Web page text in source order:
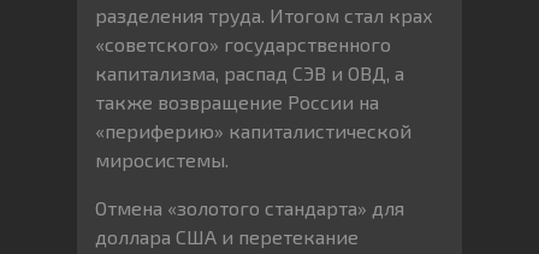
разделения труда. Итогом стал крах
«советского» государственного
капитализма, распад СЭВ и ОВД, а
также возвращение России на
«периферию» капиталистической
миросистемы.
Отмена «золотого стандарта» для
доллара США и перетекание